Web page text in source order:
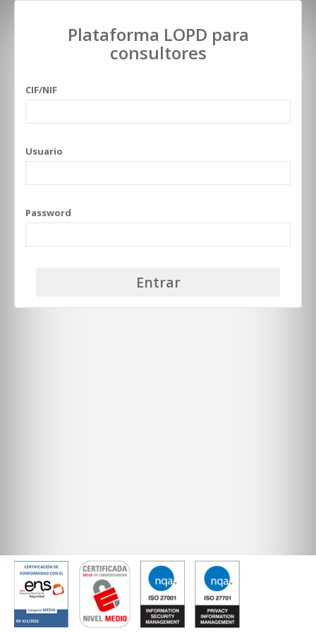
Plataforma LOPD para
consultores
CIF/NIF
Usuario
Password
Entrar